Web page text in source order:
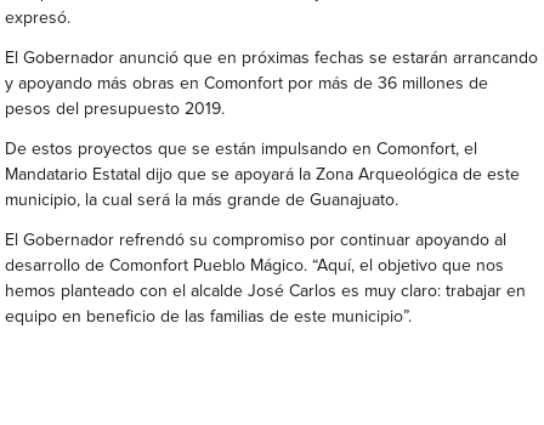
expresó.
El Gobernador anunció que en próximas fechas se estarán arrancando
y apoyando más obras en Comonfort por más de 36 millones de
pesos del presupuesto 2019.
De estos proyectos que se están impulsando en Comonfort, el
Mandatario Estatal dijo que se apoyará la Zona Arqueológica de este
municipio, la cual será la más grande de Guanajuato.
El Gobernador refrendó su compromiso por continuar apoyando al
desarrollo de Comonfort Pueblo Mágico. “Aquí, el objetivo que nos
hemos planteado con el alcalde José Carlos es muy claro: trabajar en
equipo en beneficio de las familias de este municipio”.